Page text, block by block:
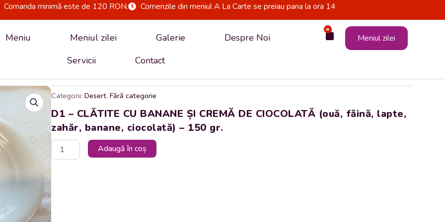
Comanda minimă este de 120 RON. Comenzile din meniul A La Carte se preiau pana la ora 14
Meniu Meniul zilei Galerie
Despre Noi
Servicii
Contact
0
Cart Meniul zilei
Categorii: Desert,Fără categorie
D1 – CLĂTITE CU BANANE ȘI CREMĂ DE CIOCOLATĂ (ouă, făină, lapte,
zahăr, banane, ciocolată) – 150 gr.
Cantitate
CU
BANANE
ȘI
CREMĂ
Adaugă în coș